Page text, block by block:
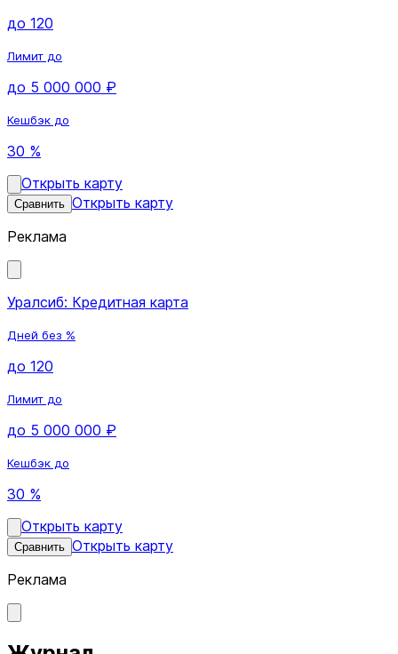
до 120
Лимит до
до 5 000 000 ₽
Кешбэк до
30 %
Открыть карту
Сравнить Открыть карту
Реклама
Уралсиб: Кредитная карта
Дней без %
до 120
Лимит до
до 5 000 000 ₽
Кешбэк до
30 %
Открыть карту
Сравнить Открыть карту
Реклама